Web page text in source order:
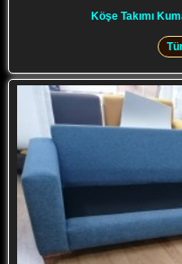
Köşe Takımı